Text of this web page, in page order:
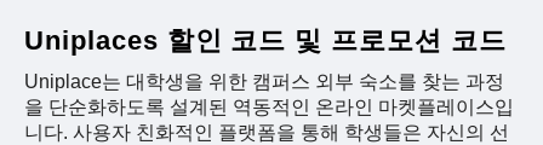
Uniplaces 할인 코드 및 프로모션 코드
Uniplace는 대학생을 위한 캠퍼스 외부 숙소를 찾는 과정
을 단순화하도록 설계된 역동적인 온라인 마켓플레이스입
니다. 사용자 친화적인 플랫폼을 통해 학생들은 자신의 선